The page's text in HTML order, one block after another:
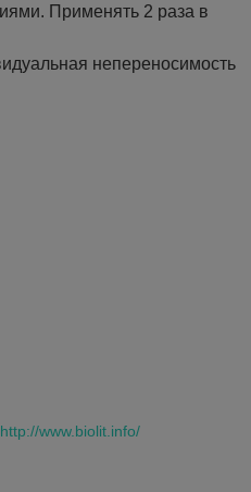
Применять 2 раза в
непереносимость
http://www.biolit.info/